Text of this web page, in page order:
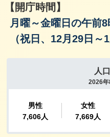
【開庁時間】
月曜～金曜日の午前
（祝日、12月29日～